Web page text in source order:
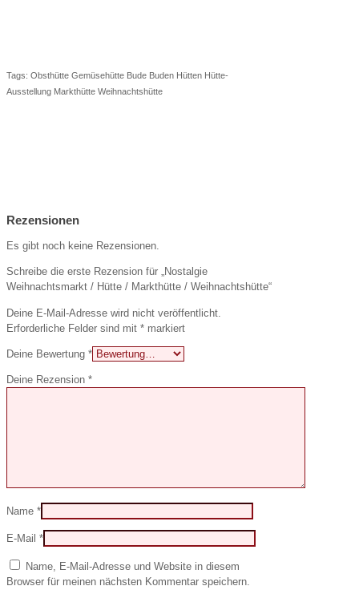
Tags: Obsthütte Gemüsehütte Bude Buden Hütten Hütte-
Ausstellung Markthütte Weihnachtshütte
Rezensionen
Es gibt noch keine Rezensionen.
Schreibe die erste Rezension für „Nostalgie
Weihnachtsmarkt / Hütte / Markthütte / Weihnachtshütte“
Deine E-Mail-Adresse wird nicht veröffentlicht.
Erforderliche Felder sind mit * markiert
Deine Bewertung *
Deine Rezension *
Name *
E-Mail *
Name, E-Mail-Adresse und Website in diesem
Browser für meinen nächsten Kommentar speichern.